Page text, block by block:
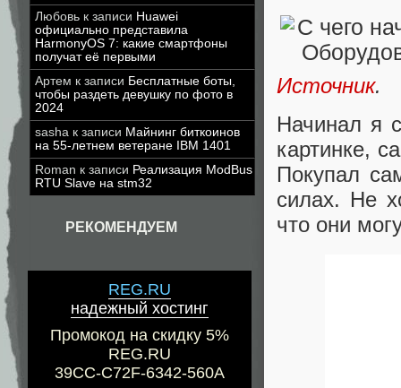
Любовь к записи Huawei
официально представила
HarmonyOS 7: какие смартфоны
получат её первыми
Артем к записи Бесплатные боты,
чтобы раздеть девушку по фото в
2024
sasha к записи Майнинг биткоинов
на 55-летнем ветеране IBM 1401
Roman к записи Реализация ModBus
RTU Slave на stm32
РЕКОМЕНДУЕМ
REG.RU
надежный хостинг
Промокод на скидку 5%
REG.RU
39CC-C72F-6342-560A
Источник.
Начинал я
картинке,
Покупал
силах. Не
что они